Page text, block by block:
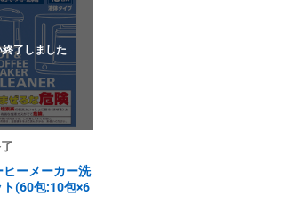
終了しました
ヒーメーカー洗
(60包:10包×6